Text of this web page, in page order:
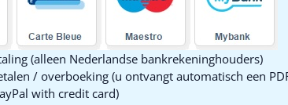
(alleen Nederlandse bankrekeninghouders)
/ overboeking (u ontvangt automatisch een
with credit card)